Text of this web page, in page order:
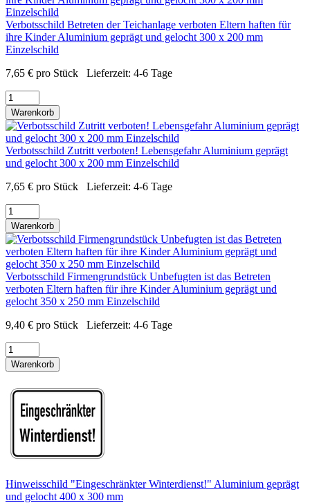
Verbotsschild Betreten der Teichanlage verboten Eltern haften für
ihre Kinder Aluminium geprägt und gelocht 300 x 200 mm
Einzelschild
7,65 € pro Stück Lieferzeit: 4-6 Tage
Warenkorb
Verbotsschild Zutritt verboten! Lebensgefahr Aluminium geprägt
und gelocht 300 x 200 mm Einzelschild
7,65 € pro Stück Lieferzeit: 4-6 Tage
Warenkorb
Verbotsschild Firmengrundstück Unbefugten ist das Betreten
verboten Eltern haften für ihre Kinder Aluminium geprägt und
gelocht 350 x 250 mm Einzelschild
9,40 € pro Stück Lieferzeit: 4-6 Tage
Warenkorb
Hinweisschild "Eingeschränkter Winterdienst!" Aluminium geprägt
und gelocht 400 x 300 mm